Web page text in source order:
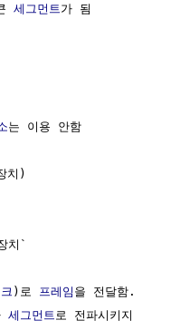
세그먼트 가 됨
는 이용 안함
치)
치`
)로 프레임 을 전달함.
세그먼트 로 전파시키지